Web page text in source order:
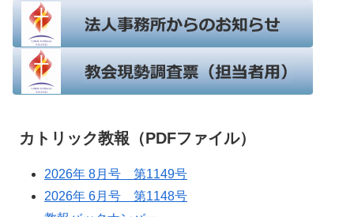
カトリック教報（PDFファイル）
2026年 8月号 第1149号
2026年 6月号 第1148号